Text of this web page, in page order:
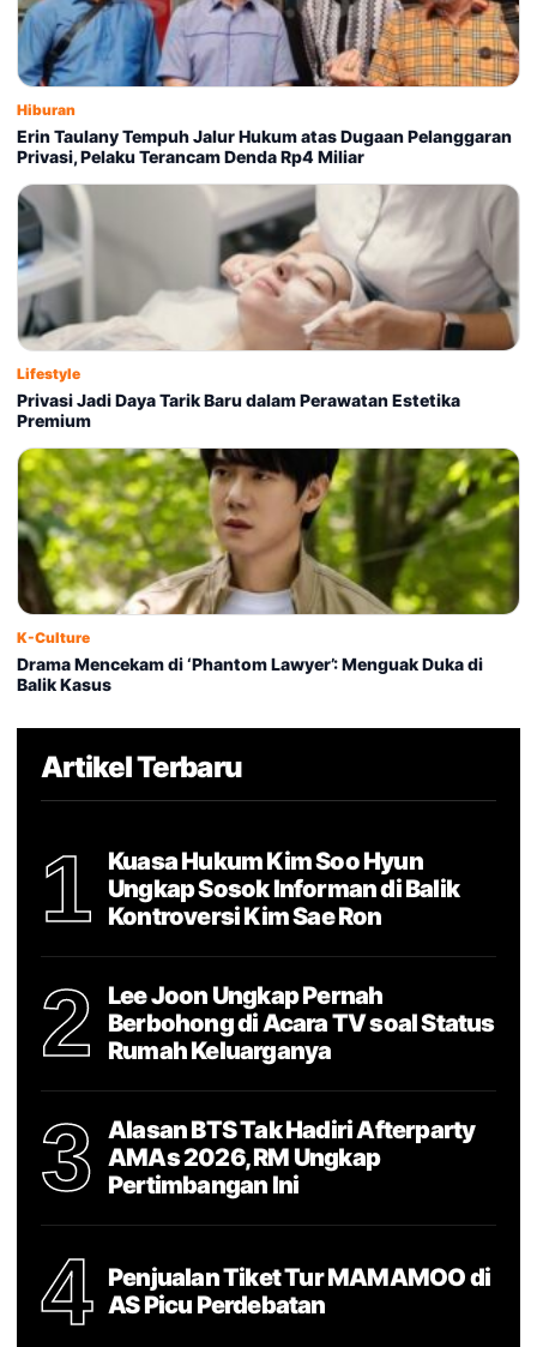
Hiburan
Erin Taulany Tempuh Jalur Hukum atas Dugaan Pelanggaran
Privasi, Pelaku Terancam Denda Rp4 Miliar
Lifestyle
Privasi Jadi Daya Tarik Baru dalam Perawatan Estetika
Premium
K-Culture
Drama Mencekam di ‘Phantom Lawyer’: Menguak Duka di
Balik Kasus
Artikel Terbaru
1
Kuasa Hukum Kim Soo Hyun
Ungkap Sosok Informan di Balik
Kontroversi Kim Sae Ron
2
Lee Joon Ungkap Pernah
Berbohong di Acara TV soal Status
Rumah Keluarganya
3
Alasan BTS Tak Hadiri Afterparty
AMAs 2026, RM Ungkap
Pertimbangan Ini
4
Penjualan Tiket Tur MAMAMOO di
AS Picu Perdebatan